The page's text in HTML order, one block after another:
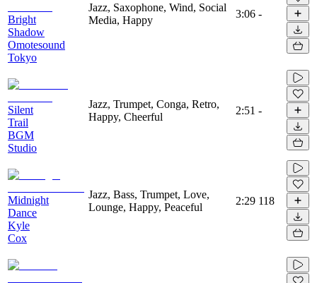
Bright
Shadow
Omotesound
Tokyo
Jazz, Saxophone, Wind, Social
Media, Happy
3:06 -
Silent
Trail
BGM
Studio
Jazz, Trumpet, Conga, Retro,
Happy, Cheerful
2:51 -
Midnight
Dance
Kyle
Cox
Jazz, Bass, Trumpet, Love,
Lounge, Happy, Peaceful
2:29 118